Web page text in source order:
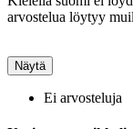
arvostelua löytyy
Näytä
Ei arvosteluja